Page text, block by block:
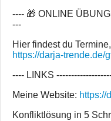
---- 🎁 ONLINE
---
Hier findest du
https://darja-trende.de/
---- LINKS
Meine Website: https://
Konfliktlösung in 5